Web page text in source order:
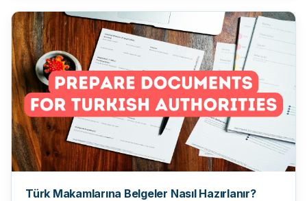
Türk Makamlarına Belgeler Nasıl Hazırlanır?